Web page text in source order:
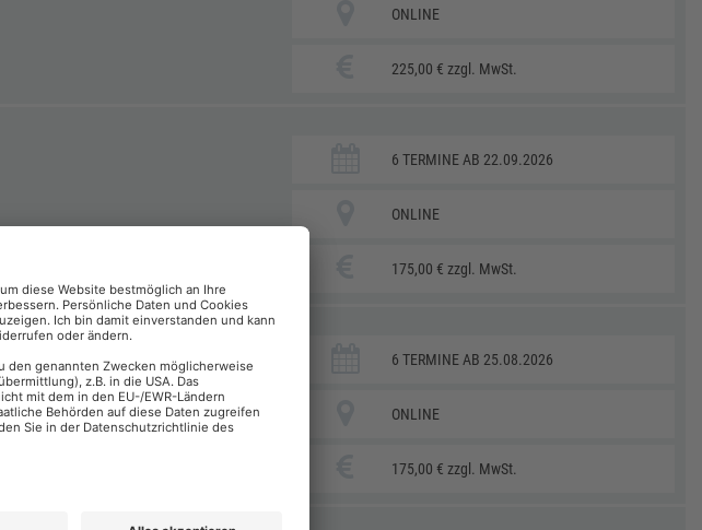
ONLINE
225,00 € zzgl. MwSt.
6 TERMINE AB 22.09.2026
ONLINE
175,00 € zzgl. MwSt.
6 TERMINE AB 25.08.2026
ONLINE
175,00 € zzgl. MwSt.